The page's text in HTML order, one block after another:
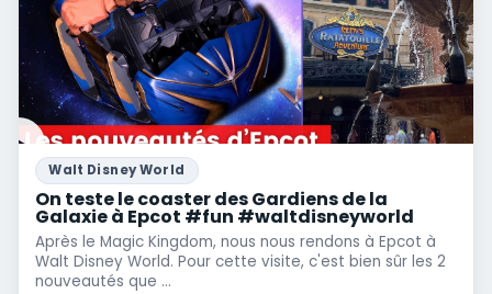
Walt Disney World
On teste le coaster des Gardiens de la
Galaxie à Epcot #fun #waltdisneyworld
Après le Magic Kingdom, nous nous rendons à Epcot à
Walt Disney World. Pour cette visite, c'est bien sûr les 2
nouveautés que ...